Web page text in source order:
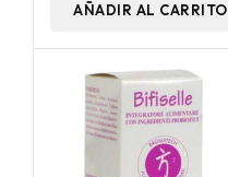
AÑADIR AL CARRITO